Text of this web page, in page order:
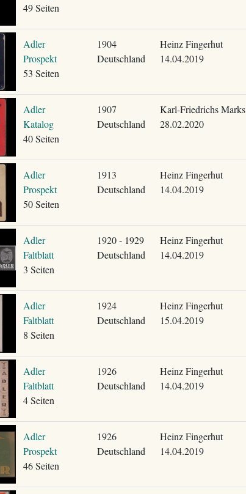
49 Seiten
Adler
Prospekt
53 Seiten
1904
Deutschland
Heinz Fingerhut
14.04.2019
Adler
Katalog
40 Seiten
1907
Deutschland
Karl-Friedrichs Marks
28.02.2020
Adler
Prospekt
50 Seiten
1913
Deutschland
Heinz Fingerhut
14.04.2019
Adler
Faltblatt
3 Seiten
1920 - 1929
Deutschland
Heinz Fingerhut
14.04.2019
Adler
Faltblatt
8 Seiten
1924
Deutschland
Heinz Fingerhut
15.04.2019
Adler
Faltblatt
4 Seiten
1926
Deutschland
Heinz Fingerhut
14.04.2019
Adler
Prospekt
46 Seiten
1926
Deutschland
Heinz Fingerhut
14.04.2019